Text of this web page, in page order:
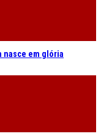
nasce em glória